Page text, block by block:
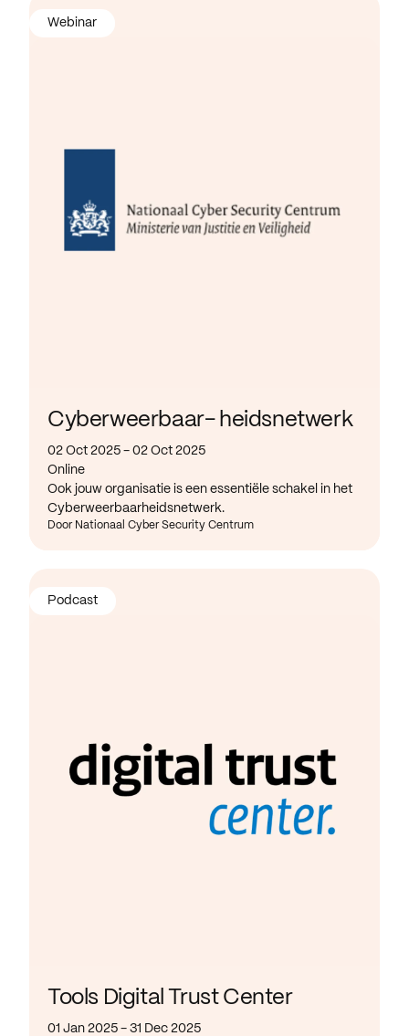
Cyberweerbaar- heidsnetwerk
02 Oct 2025 - 02 Oct 2025
Online
Ook jouw organisatie is een essentiële schakel in het
Cyberweerbaarheidsnetwerk.
Door Nationaal Cyber Security Centrum
Webinar
Tools Digital Trust Center
01 Jan 2025 - 31 Dec 2025
Podcast